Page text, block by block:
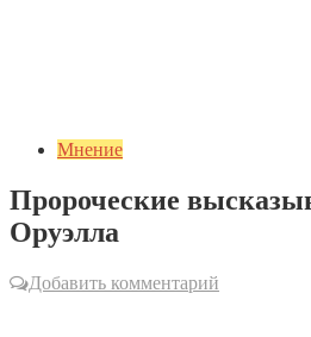
Мнение
Пророческие
Оруэлла
Добавить комментарий